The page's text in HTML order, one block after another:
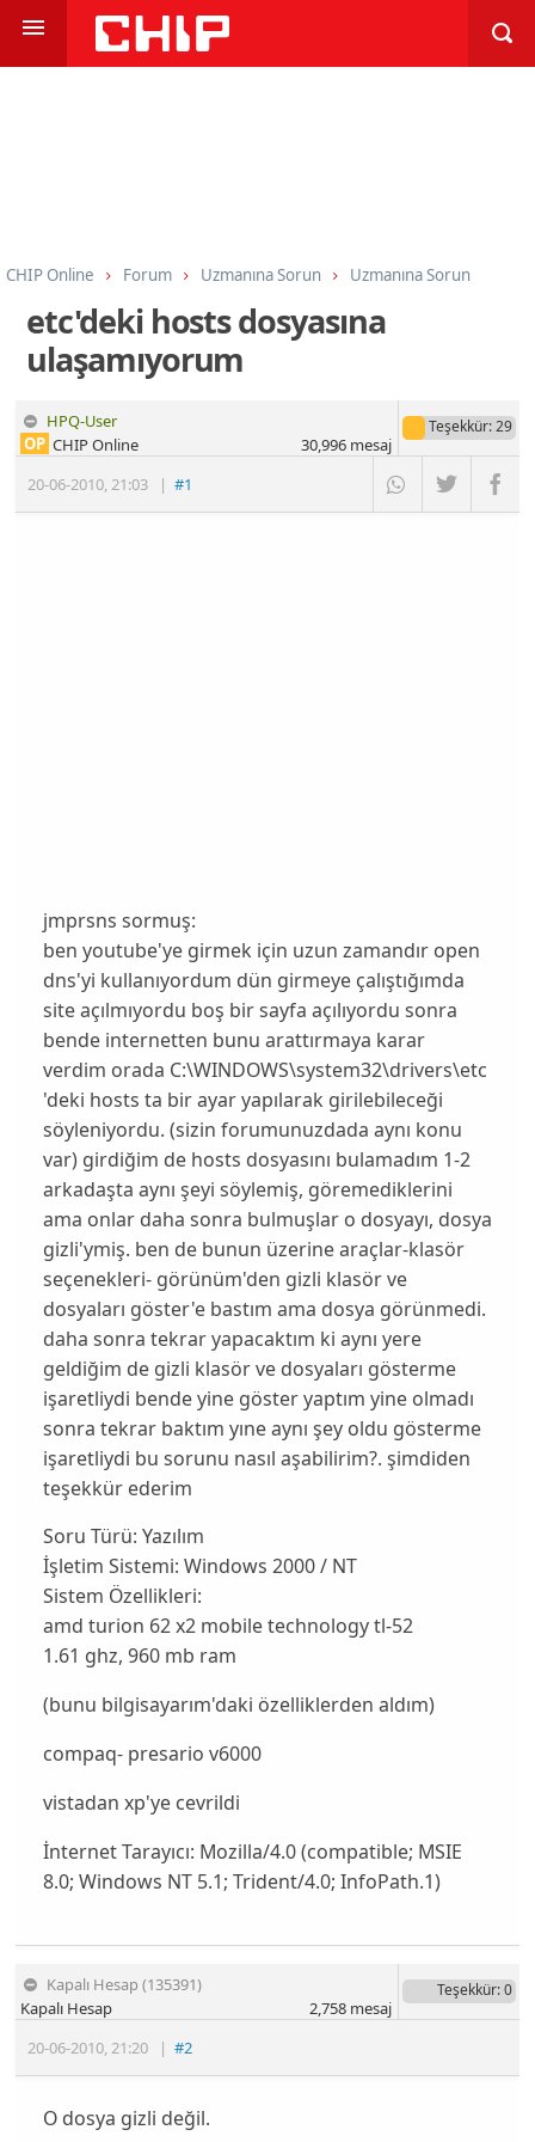
CHIP Online Forum Uzmanına Sorun Uzmanına Sorun
etc'deki hosts dosyasına
ulaşamıyorum
HPQ-User
20-06-2010,21:03 |#1
OP CHIP Online
Teşekkür: 29
30,996mesaj
jmprsns sormuş:
ben youtube'ye girmek için uzun zamandır open
dns'yi kullanıyordum dün girmeye çalıştığımda
site açılmıyordu boş bir sayfa açılıyordu sonra
bende internetten bunu arattırmaya karar
verdim orada C:\WINDOWS\system32\drivers\etc
'deki hosts ta bir ayar yapılarak girilebileceği
söyleniyordu. (sizin forumunuzdada aynı konu
var) girdiğim de hosts dosyasını bulamadım 1-2
arkadaşta aynı şeyi söylemiş, göremediklerini
ama onlar daha sonra bulmuşlar o dosyayı, dosya
gizli'ymiş. ben de bunun üzerine araçlar-klasör
seçenekleri- görünüm'den gizli klasör ve
dosyaları göster'e bastım ama dosya görünmedi.
daha sonra tekrar yapacaktım ki aynı yere
geldiğim de gizli klasör ve dosyaları gösterme
işaretliydi bende yine göster yaptım yine olmadı
sonra tekrar baktım yıne aynı şey oldu gösterme
işaretliydi bu sorunu nasıl aşabilirim?. şimdiden
teşekkür ederim
Soru Türü: Yazılım
İşletim Sistemi: Windows 2000 / NT
Sistem Özellikleri:
amd turion 62 x2 mobile technology tl-52
1.61 ghz, 960 mb ram
(bunu bilgisayarım'daki özelliklerden aldım)
compaq- presario v6000
vistadan xp'ye cevrildi
İnternet Tarayıcı: Mozilla/4.0 (compatible; MSIE
8.0; Windows NT 5.1; Trident/4.0; InfoPath.1)
Kapalı Hesap (135391)
20-06-2010,21:20 |#2
Kapalı Hesap
Teşekkür: 0
2,758mesaj
O dosya gizli değil.